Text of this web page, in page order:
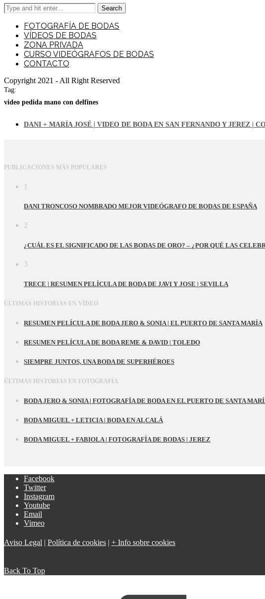
Search
FOTOGRAFÍA DE BODAS
VÍDEOS DE BODAS
ZONA PRIVADA
CURSO VIDEÓGRAFOS DE BODAS
CONTACTO
Copyright 2021 - All Right Reserved
Tag:
video pedida mano con delfines
DANI + MARÍA JOSÉ | VIDEO DE BODA EN SAN FERNANDO Y JEREZ |
PUBLICACIONES MÁS POPULARES
1
DANI TRONCOSO NOMBRADO MEJOR VIDEÓGRAFO DE BODAS DE ESPAÑA
2
¿CUÁL ES EL SIGNIFICADO DE LAS BODAS DE ORO? – ¿POR QUÉ LAS
3
TRECE | RESUMEN PELÍCULA DE BODA DE JAVI Y JOSE | SEVILLA
ÚLTIMAS HISTORIAS EN VÍDEO
RESUMEN PELÍCULA DE BODA JERO & SONIA | EL PUERTO DE SANTA MARÍA
RESUMEN PELÍCULA DE BODA REME & DAVID | TOLEDO
SIEMPRE JUNTOS, UNA BODA DE SUPERHÉROES
ÚLTIMAS HISTORIAS EN FOTOGRAFÍA
BODA JERO & SONIA | FOTOGRAFÍA DE BODA EN EL PUERTO DE SANTA
BODA MIGUEL + LETICIA | BODA EN ALCALÁ
BODA MIGUEL + FABIOLA | FOTOGRAFÍA DE BODAS | JEREZ
Facebook
Twitter
Instagram
Youtube
Email
Vimeo
Aviso Legal | Política de cookies | + Info sobre cookies
Back To Top